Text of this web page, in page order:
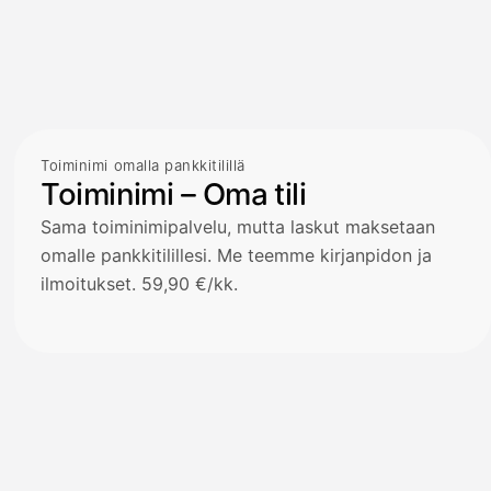
Toiminimi omalla pankkitilillä
Toiminimi – Oma tili
Sama toiminimipalvelu, mutta laskut maksetaan
omalle pankkitilillesi. Me teemme kirjanpidon ja
ilmoitukset. 59,90 €/kk.